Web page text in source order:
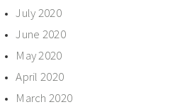
July 2020
June 2020
May 2020
April 2020
March 2020